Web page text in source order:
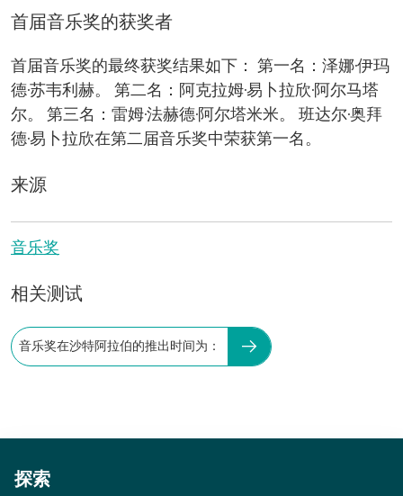
首届音乐奖的获奖者
首届音乐奖的最终获奖结果如下： 第一名：泽娜·伊玛
德·苏韦利赫。 第二名：阿克拉姆·易卜拉欣·阿尔马塔
尔。 第三名：雷姆·法赫德·阿尔塔米米。 班达尔·奥拜
德·易卜拉欣在第二届音乐奖中荣获第一名。
来源
音乐奖
相关测试
音乐奖在沙特阿拉伯的推出时间为：
探索